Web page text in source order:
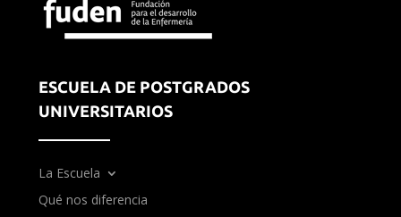
ESCUELA DE POSTGRADOS
UNIVERSITARIOS
La Escuela
Qué nos diferencia